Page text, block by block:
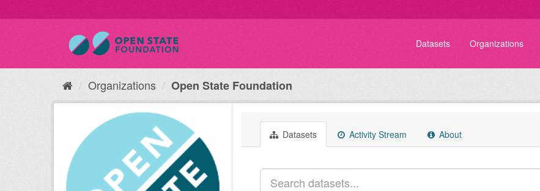
Datasets Organizations
Organizations Open State Foundation
Datasets Activity Stream About